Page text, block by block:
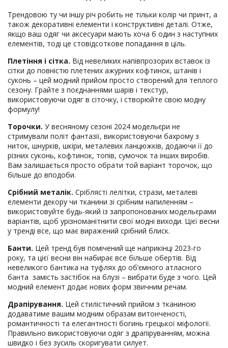
Трендовою ту чи іншу річ робить не тільки колір чи принт, а
також декоративні елементи і конструктивні деталі. Отже,
якщо ваш одяг чи аксесуари мають хоча б один з наступних
елементів, тоді це стовідсоткове попадання в ціль.
Плетіння і сітка. Від невеликих напівпрозорих вставок із
сітки до повністю плетених ажурних кофтинок, штанів і
суконь – цей модний прийом просто створений для теплого
сезону. Грайте з поєднаннями шарів і текстур,
використовуючи одяг в сіточку, і створюйте свою модну
формулу!
Торочки. У весняному сезоні 2024 модельєри не
стримували політ фантазії, використовуючи бахрому з
ниток, шнурків, шкіри, металевих ланцюжків, додаючи її до
різних суконь, кофтинок, топів, сумочок та інших виробів.
Вам залишається просто обрати той варіант торочок, що
більше до вподоби.
Срібний металік. Сріблясті лелітки, стрази, металеві
елементи декору чи тканини зі срібним напиленням –
використовуйте будь-який із запропонованих модельєрами
варіантів, щоб урізноманітнити свої модні виходи. Цієї весни
у тренді все, що має виражений срібний блиск.
Банти. Цей тренд був помічений ще наприкінці 2023-го
року, та цієї весни він набирає все більше обертів. Від
невеликого бантика на туфлях до об’ємного атласного
банта замість застібок на блузі – вибрати буде з чого. Цей
модний елемент додає нових форм звичним речам.
Драпірування. Цей стилістичний прийом з тканиною
додаватиме вашим модним образам витонченості,
романтичності та елегантності богинь грецької міфології.
Правильно використовуючи одяг з драпіруванням, можна
швидко і без зусиль скоригувати силует.